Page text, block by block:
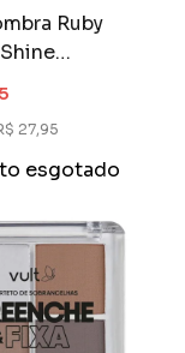
Ruby
Gold
27,95
esgotado